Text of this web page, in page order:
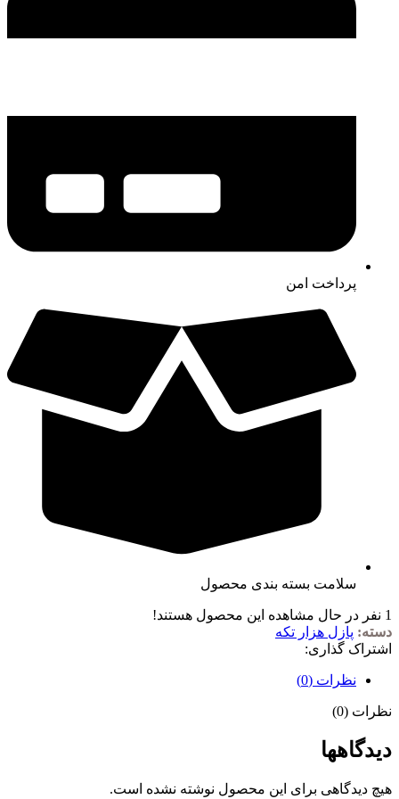
پرداخت امن
سلامت بسته بندی محصول
1 نفر در حال مشاهده این محصول هستند!
دسته: پازل هزار تکه
اشتراک گذاری:
نظرات (0)
نظرات (0)
دیدگاهها
هیچ دیدگاهی برای این محصول نوشته نشده است.